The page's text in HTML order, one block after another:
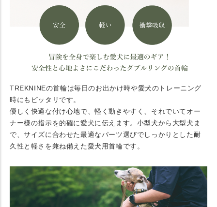
TREKNINEの首輪は毎日のお出かけ時や愛犬のトレーニング
時にもピッタリです。
優しく快適な付け心地で、軽く動きやすく、それでいてオー
ナー様の指示を的確に愛犬に伝えます。小型犬から大型犬ま
で、サイズに合わせた最適なパーツ選びでしっかりとした耐
久性と軽さを兼ね備えた愛犬用首輪です。